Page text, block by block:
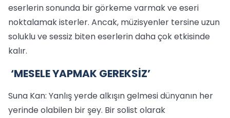
eserlerin sonunda bir görkeme varmak ve eseri
noktalamak isterler. Ancak, müzisyenler tersine uzun
soluklu ve sessiz biten eserlerin daha çok etkisinde
kalır.
‘MESELE YAPMAK GEREKSİZ’
Suna Kan: Yanlış yerde alkışın gelmesi dünyanın her
yerinde olabilen bir şey. Bir solist olarak